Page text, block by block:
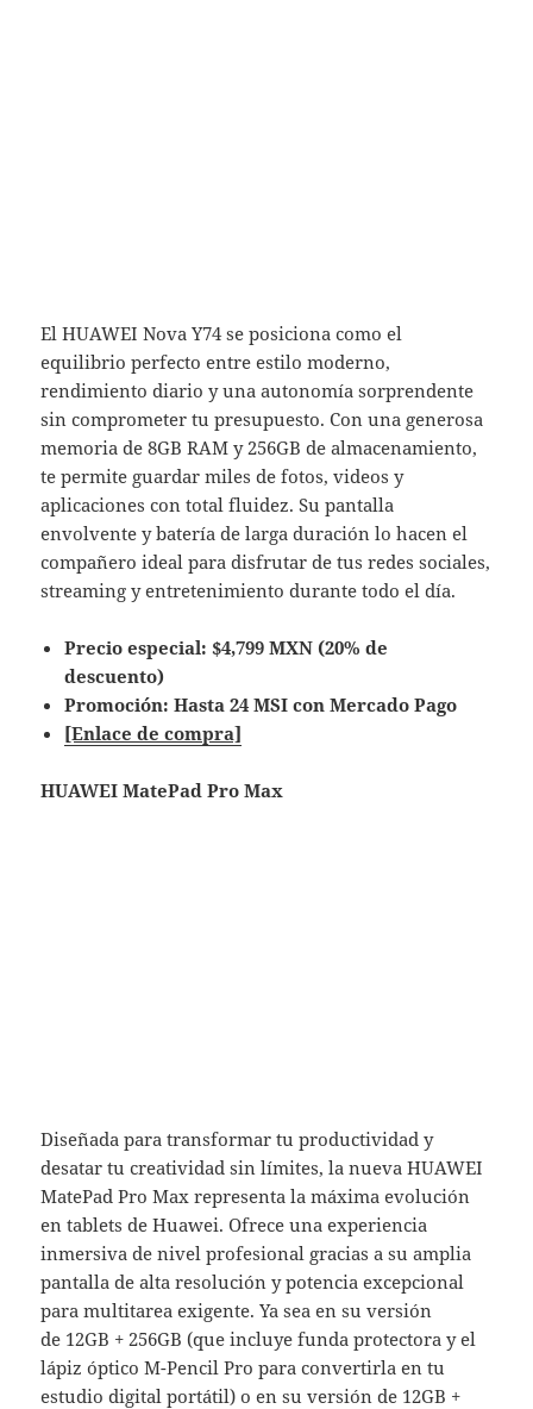
El HUAWEI Nova Y74 se posiciona como el
equilibrio perfecto entre estilo moderno,
rendimiento diario y una autonomía sorprendente
sin comprometer tu presupuesto. Con una generosa
memoria de 8GB RAM y 256GB de almacenamiento,
te permite guardar miles de fotos, videos y
aplicaciones con total fluidez. Su pantalla
envolvente y batería de larga duración lo hacen el
compañero ideal para disfrutar de tus redes sociales,
streaming y entretenimiento durante todo el día.
Precio especial: $4,799 MXN (20% de
descuento)
Promoción: Hasta 24 MSI con Mercado Pago
[Enlace de compra]
HUAWEI MatePad Pro Max
Diseñada para transformar tu productividad y
desatar tu creatividad sin límites, la nueva HUAWEI
MatePad Pro Max representa la máxima evolución
en tablets de Huawei. Ofrece una experiencia
inmersiva de nivel profesional gracias a su amplia
pantalla de alta resolución y potencia excepcional
para multitarea exigente. Ya sea en su versión
de 12GB + 256GB (que incluye funda protectora y el
lápiz óptico M-Pencil Pro para convertirla en tu
estudio digital portátil) o en su versión de 12GB +